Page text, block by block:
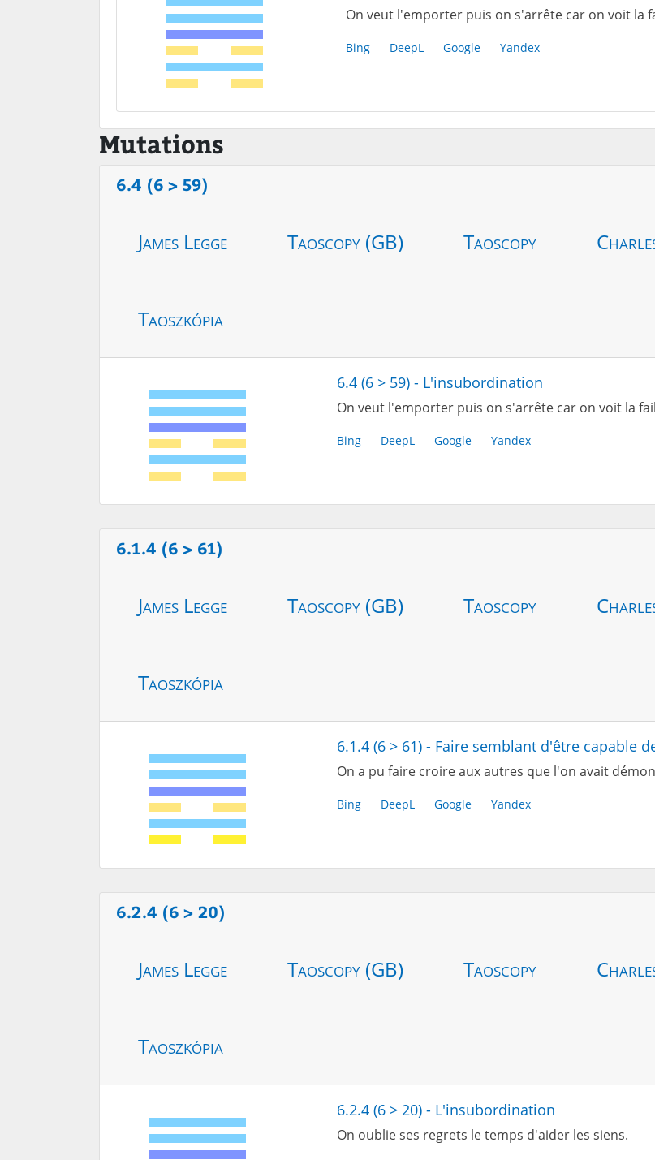
On veut l'emporter puis on s'arrête car on voit la
Bing DeepL Google Yandex
Mutations
6.4 (6 > 59)
James Legge Taoscopy (GB) Taoscopy
Taoszkópia
6.4 (6 > 59) - L'insubordination
On veut l'emporter puis on s'arrête car on voit la
Bing DeepL Google Yandex
6.1.4 (6 > 61)
James Legge Taoscopy (GB) Taoscopy
Taoszkópia
6.1.4 (6 > 61) - Faire semblant d'être capable
On a pu faire croire aux autres que l'on avait
Bing DeepL Google Yandex
6.2.4 (6 > 20)
James Legge Taoscopy (GB) Taoscopy
Taoszkópia
6.2.4 (6 > 20) - L'insubordination
On oublie ses regrets le temps d'aider les siens.